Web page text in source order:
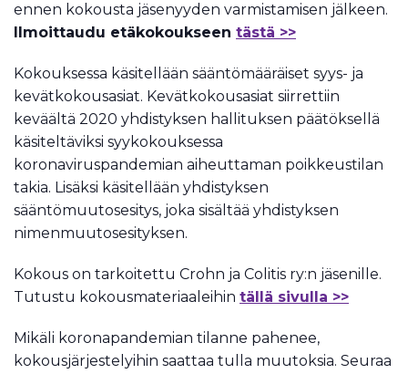
ennen kokousta jäsenyyden varmistamisen jälkeen.
Ilmoittaudu etäkokoukseen tästä >>
Kokouksessa käsitellään sääntömääräiset syys- ja
kevätkokousasiat. Kevätkokousasiat siirrettiin
keväältä 2020 yhdistyksen hallituksen päätöksellä
käsiteltäviksi syykokouksessa
koronaviruspandemian aiheuttaman poikkeustilan
takia. Lisäksi käsitellään yhdistyksen
sääntömuutosesitys, joka sisältää yhdistyksen
nimenmuutosesityksen.
Kokous on tarkoitettu Crohn ja Colitis ry:n jäsenille.
Tutustu kokousmateriaaleihin tällä sivulla >>
Mikäli koronapandemian tilanne pahenee,
kokousjärjestelyihin saattaa tulla muutoksia. Seuraa